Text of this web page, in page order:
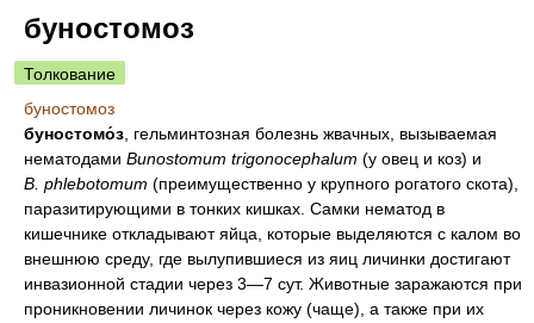
буностомоз
Толкование
буностомоз
буностомо́з , гельминтозная болезнь жвачных, вызываемая
нематодами Bunostomum trigonocephalum (у овец и коз) и
В. phlebotomum (преимущественно у крупного рогатого скота),
паразитирующими в тонких кишках. Самки нематод в
кишечнике откладывают яйца, которые выделяются с калом во
внешнюю среду, где вылупившиеся из яиц личинки достигают
инвазионной стадии через 3—7 сут. Животные заражаются при
проникновении личинок через кожу (чаще), а также при их